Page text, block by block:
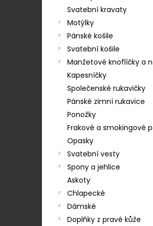
Svatební kravaty
Motýlky
Pánské košile
Svatební košile
Manžetové knoflíčky a
Kapesníčky
Společenské rukavičky
Pánské zimní rukavice
Ponožky
Frakové a smokingové
Opasky
Svatební vesty
Spony a jehlice
Askoty
Chlapecké
Dámské
Doplňky z pravé kůže
MM, MOTÝLEK A
KOŇAKOVÁ KŮŽE 886-
1 754 Kč